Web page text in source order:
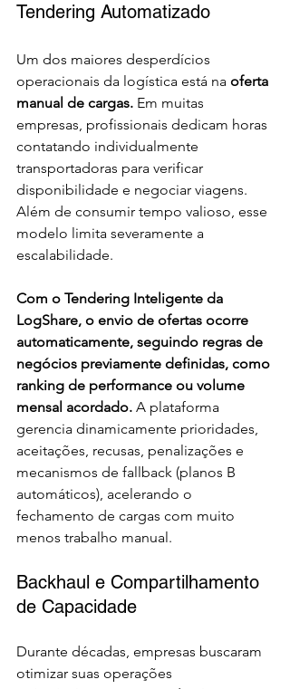
Tendering Automatizado
Um dos maiores desperdícios
operacionais da logística está na oferta
manual de cargas. Em muitas
empresas, profissionais dedicam horas
contatando individualmente
transportadoras para verificar
disponibilidade e negociar viagens.
Além de consumir tempo valioso, esse
modelo limita severamente a
escalabilidade.
Com o Tendering Inteligente da
LogShare, o envio de ofertas ocorre
automaticamente, seguindo regras de
negócios previamente definidas, como
ranking de performance ou volume
mensal acordado. A plataforma
gerencia dinamicamente prioridades,
aceitações, recusas, penalizações e
mecanismos de fallback (planos B
automáticos), acelerando o
fechamento de cargas com muito
menos trabalho manual.
Backhaul e Compartilhamento
de Capacidade
Durante décadas, empresas buscaram
otimizar suas operações